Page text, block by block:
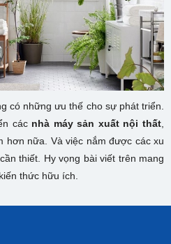
có những ưu thế cho sự phát triển.
các nhà máy sản xuất nội thất,
hơn nữa. Và việc nắm được các xu
thiết. Hy vọng bài viết trên mang
thức hữu ích.